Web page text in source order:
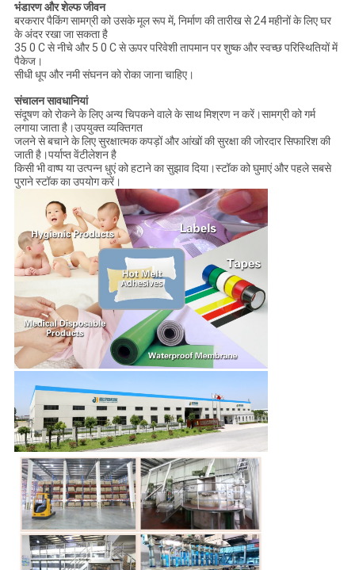
भंडारण और शेल्फ जीवन
बरकरार पैकिंग सामग्री को उसके मूल रूप में, निर्माण की तारीख से 24 महीनों के लिए घर
के अंदर रखा जा सकता है
35 0 C से नीचे और 5 0 C से ऊपर परिवेशी तापमान पर शुष्क और स्वच्छ परिस्थितियों में
पैकेज।
सीधी धूप और नमी संघनन को रोका जाना चाहिए।
संचालन सावधानियां
संदूषण को रोकने के लिए अन्य चिपकने वाले के साथ मिश्रण न करें।सामग्री को गर्म
लगाया जाता है।उपयुक्त व्यक्तिगत
जलने से बचाने के लिए सुरक्षात्मक कपड़ों और आंखों की सुरक्षा की जोरदार सिफारिश की
जाती है।पर्याप्त वेंटीलेशन है
किसी भी वाष्प या उत्पन्न धुएं को हटाने का सुझाव दिया।स्टॉक को घुमाएं और पहले सबसे
पुराने स्टॉक का उपयोग करें।